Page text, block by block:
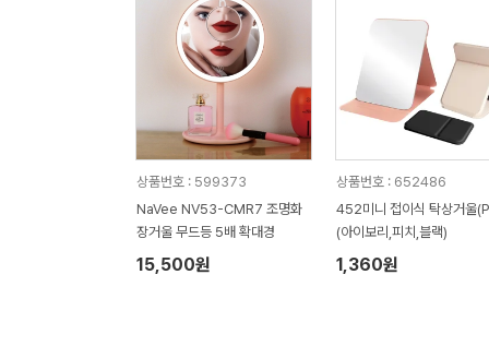
상품번호 : 599373
NaVee NV53-CMR7 조명화
장거울 무드등 5배 확대경
15,500원
상품번호 : 652486
452미니 접이식 탁상거울
(아이보리,피치,블랙)
1,360원